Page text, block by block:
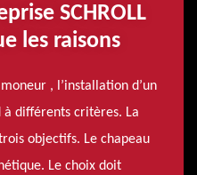
SCHROLL
les raisons
, l’installation d’un
à différents critères. La
objectifs. Le chapeau
Le choix doit